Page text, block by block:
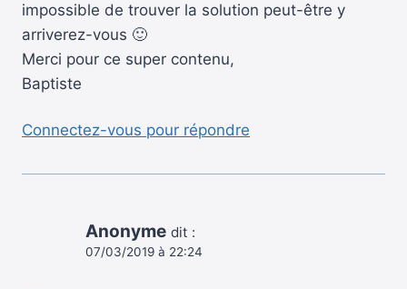
impossible de trouver la solution peut-être y
arriverez-vous 🙂
Merci pour ce super contenu,
Baptiste
Connectez-vous pour répondre
Anonyme dit :
07/03/2019 à 22:24